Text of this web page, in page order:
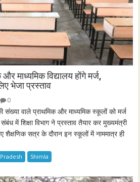
माध्यमिक विद्यालय होंगे मर्ज,
भेजा प्रस्ताव
0
संख्या वाले प्राथमिक और माध्यमिक स्कूलों को मर्ज
में शिक्षा विभाग ने प्रस्ताव तैयार कर मुख्यमंत्री
शैक्षणिक सत्र के दौरान इन स्कूलों में नाममात्र ही
Shimla